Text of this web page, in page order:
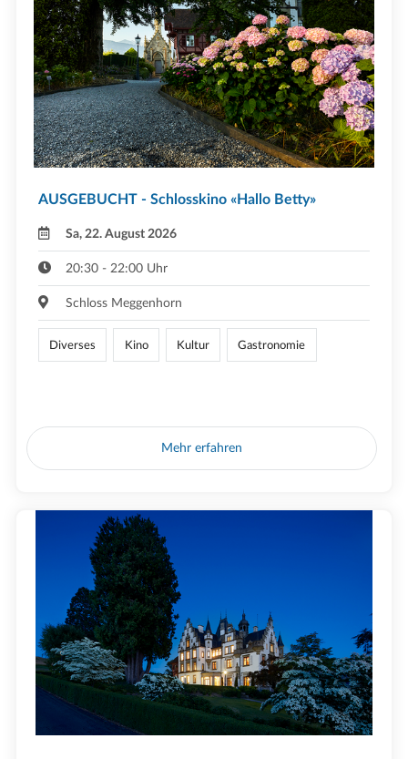
AUSGEBUCHT - Schlosskino «Hallo Betty»
Sa, 22. August 2026
20:30 - 22:00 Uhr
Schloss Meggenhorn
Diverses Kino Kultur Gastronomie
Mehr erfahren